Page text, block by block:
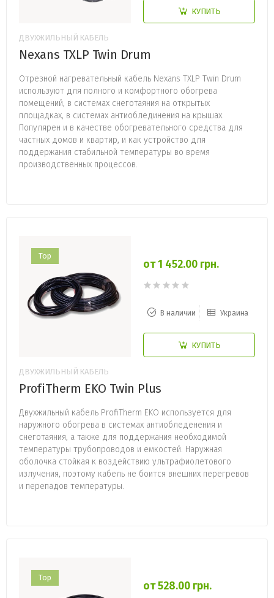
КУПИТЬ
ДВУХЖИЛЬНЫЙ КАБЕЛЬ
Nexans TXLP Twin Drum
Отрезной нагревательный кабель Nexans TXLP Twin Drum
используют для полного и комфортного обогрева
помещений, в системах снеготаяния на открытых
площадках, в системах антиоблединения на крышах.
Популярен и в качестве обогревательного средства для
частных домов и квартир, и как устройство для
поддержания стабильной температуры во время
производственных процессов.
Top
от 1 452.00 грн.
В наличии Украина
КУПИТЬ
ДВУХЖИЛЬНЫЙ КАБЕЛЬ
ProfiTherm EKO Twin Plus
Двухжильный кабель ProfiTherm EKO используется для
наружного обогрева в системах антиобледенения и
снеготаяния, а также для поддержания необходимой
температуры трубопроводов и емкостей. Наружная
оболочка стойкая к воздействию ультрафиолетового
излучения, поэтому кабель не боится внешних перегревов
и перепадов температуры.
Top
от 528.00 грн.